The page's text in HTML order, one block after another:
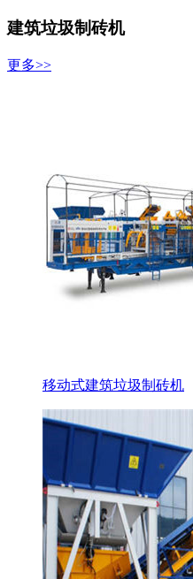
建筑垃圾制砖机
更多>>
移动式建筑垃圾制砖机